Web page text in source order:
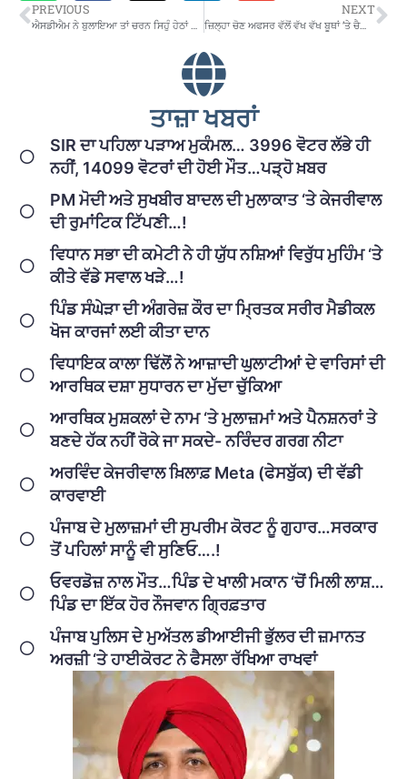
PREVIOUS NEXT
ਜ਼ਿਲ੍ਹਾ ਚੋਣ ਅਫਸਰ ਵੱਲੋਂ ਵੱਖ ਵੱਖ ਬੂਥਾਂ ’ਤੇ ਚੈਕਿੰਗ
ਤਾਜ਼ਾ ਖਬਰਾਂ
SIR ਦਾ ਪਹਿਲਾ ਪੜਾਅ ਮੁਕੰਮਲ… 3996 ਵੋਟਰ ਲੱਭੇ ਹੀ
ਨਹੀਂ, 14099 ਵੋਟਰਾਂ ਦੀ ਹੋਈ ਮੌਤ…ਪੜ੍ਹੋ ਖ਼ਬਰ
PM ਮੋਦੀ ਅਤੇ ਸੁਖਬੀਰ ਬਾਦਲ ਦੀ ਮੁਲਾਕਾਤ ‘ਤੇ ਕੇਜਰੀਵਾਲ
ਦੀ ਰੁਮਾਂਟਿਕ ਟਿੱਪਣੀ…!
ਵਿਧਾਨ ਸਭਾ ਦੀ ਕਮੇਟੀ ਨੇ ਹੀ ਯੁੱਧ ਨਸ਼ਿਆਂ ਵਿਰੁੱਧ ਮੁਹਿੰਮ ‘ਤੇ
ਕੀਤੇ ਵੱਡੇ ਸਵਾਲ ਖੜੇ…!
ਪਿੰਡ ਸੰਘੇੜਾ ਦੀ ਅੰਗਰੇਜ਼ ਕੌਰ ਦਾ ਮ੍ਰਿਤਕ ਸਰੀਰ ਮੈਡੀਕਲ
ਖੋਜ ਕਾਰਜਾਂ ਲਈ ਕੀਤਾ ਦਾਨ
ਵਿਧਾਇਕ ਕਾਲਾ ਢਿੱਲੋਂ ਨੇ ਆਜ਼ਾਦੀ ਘੁਲਾਟੀਆਂ ਦੇ ਵਾਰਿਸਾਂ ਦੀ
ਆਰਥਿਕ ਦਸ਼ਾ ਸੁਧਾਰਨ ਦਾ ਮੁੱਦਾ ਚੁੱਕਿਆ
ਆਰਥਿਕ ਮੁਸ਼ਕਲਾਂ ਦੇ ਨਾਮ ‘ਤੇ ਮੁਲਾਜ਼ਮਾਂ ਅਤੇ ਪੈਨਸ਼ਨਰਾਂ ਤੇ
ਬਣਦੇ ਹੱਕ ਨਹੀਂ ਰੋਕੇ ਜਾ ਸਕਦੇ- ਨਰਿੰਦਰ ਗਰਗ ਨੀਟਾ
ਅਰਵਿੰਦ ਕੇਜਰੀਵਾਲ ਖ਼ਿਲਾਫ਼ Meta (ਫੇਸਬੁੱਕ) ਦੀ ਵੱਡੀ
ਕਾਰਵਾਈ
ਪੰਜਾਬ ਦੇ ਮੁਲਾਜ਼ਮਾਂ ਦੀ ਸੁਪਰੀਮ ਕੋਰਟ ਨੂੰ ਗੁਹਾਰ…ਸਰਕਾਰ
ਤੋਂ ਪਹਿਲਾਂ ਸਾਨੂੰ ਵੀ ਸੁਣਿਓ….!
ਓਵਰਡੋਜ਼ ਨਾਲ ਮੌਤ…ਪਿੰਡ ਦੇ ਖਾਲੀ ਮਕਾਨ ‘ਚੋਂ ਮਿਲੀ ਲਾਸ਼…
ਪਿੰਡ ਦਾ ਇੱਕ ਹੋਰ ਨੌਜਵਾਨ ਗ੍ਰਿਫ਼ਤਾਰ
ਪੰਜਾਬ ਪੁਲਿਸ ਦੇ ਮੁਅੱਤਲ ਡੀਆਈਜੀ ਭੁੱਲਰ ਦੀ ਜ਼ਮਾਨਤ
ਅਰਜ਼ੀ ‘ਤੇ ਹਾਈਕੋਰਟ ਨੇ ਫੈਸਲਾ ਰੱਖਿਆ ਰਾਖਵਾਂ